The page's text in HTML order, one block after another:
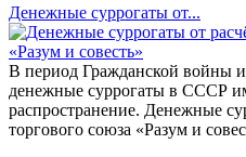
Денежные суррогаты от...
В период Гражданской войны и
денежные суррогаты в СССР
распространение. Денежные
торгового союза «Разум и